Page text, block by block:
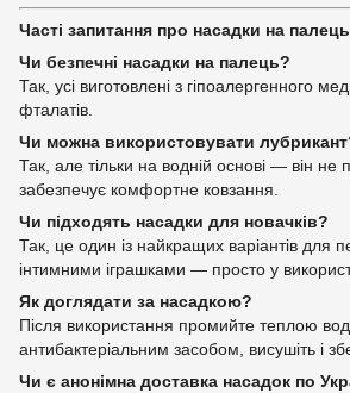
Часті запитання про насадки на палець
Чи безпечні насадки на палець?
Так, усі виготовлені з гіпоалергенного
фталатів.
Чи можна використовувати
Так, але тільки на водній основі — він не
забезпечує комфортне ковзання.
Чи підходять насадки для новачків?
Так, це один із найкращих варіантів для
інтимними іграшками — просто у
Як доглядати за насадкою?
Після використання промийте теплою
антибактеріальним засобом, висушіть і
Чи є анонімна доставка насадок по